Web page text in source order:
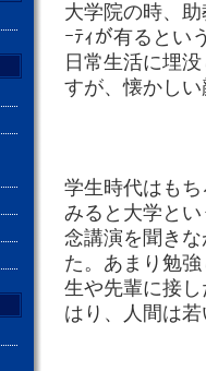
大学院の時、
ｰﾃｨが有るとい
日常生活に埋
すが、懐かし
学生時代はも
みると大学と
念講演を聞き
た。あまり勉
生や先輩に接
はり、人間は